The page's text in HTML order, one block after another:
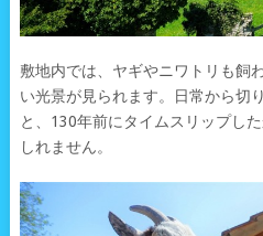
敷地内では、ヤギやニワトリも飼
い光景が見られます。日常から切
と、130年前にタイムスリップし
しれません。